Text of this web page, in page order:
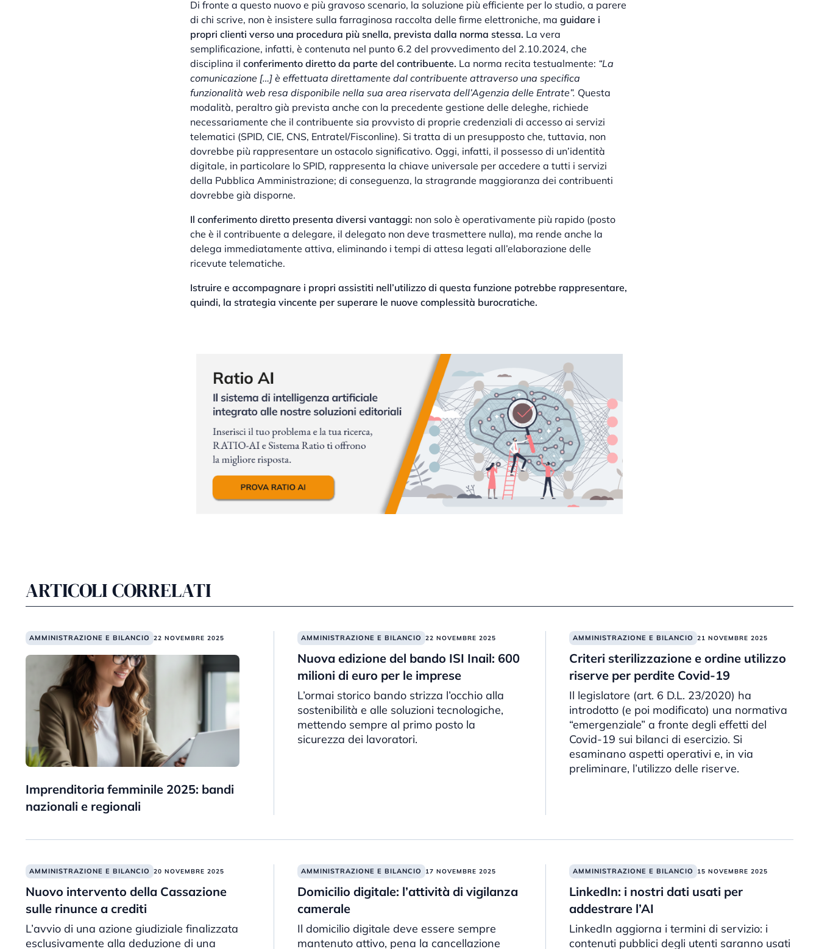
Di fronte a questo nuovo e più gravoso scenario, la soluzione più efficiente per lo studio, a parere
di chi scrive, non è insistere sulla farraginosa raccolta delle firme elettroniche, ma guidare i
propri clienti verso una procedura più snella, prevista dalla norma stessa. La vera
semplificazione, infatti, è contenuta nel punto 6.2 del provvedimento del 2.10.2024, che
disciplina il conferimento diretto da parte del contribuente. La norma recita testualmente: “La
comunicazione […] è effettuata direttamente dal contribuente attraverso una specifica
funzionalità web resa disponibile nella sua area riservata dell’Agenzia delle Entrate”. Questa
modalità, peraltro già prevista anche con la precedente gestione delle deleghe, richiede
necessariamente che il contribuente sia provvisto di proprie credenziali di accesso ai servizi
telematici (SPID, CIE, CNS, Entratel/Fisconline). Si tratta di un presupposto che, tuttavia, non
dovrebbe più rappresentare un ostacolo significativo. Oggi, infatti, il possesso di un’identità
digitale, in particolare lo SPID, rappresenta la chiave universale per accedere a tutti i servizi
della Pubblica Amministrazione; di conseguenza, la stragrande maggioranza dei contribuenti
dovrebbe già disporne.
Il conferimento diretto presenta diversi vantaggi: non solo è operativamente più rapido (posto
che è il contribuente a delegare, il delegato non deve trasmettere nulla), ma rende anche la
delega immediatamente attiva, eliminando i tempi di attesa legati all’elaborazione delle
ricevute telematiche.
Istruire e accompagnare i propri assistiti nell’utilizzo di questa funzione potrebbe rappresentare,
quindi, la strategia vincente per superare le nuove complessità burocratiche.
ARTICOLI CORRELATI
AMMINISTRAZIONE E BILANCIO 22 NOVEMBRE 2025
Imprenditoria femminile 2025: bandi
nazionali e regionali
AMMINISTRAZIONE E BILANCIO 22 NOVEMBRE 2025
Nuova edizione del bando ISI Inail: 600
milioni di euro per le imprese
L’ormai storico bando strizza l’occhio alla
sostenibilità e alle soluzioni tecnologiche,
mettendo sempre al primo posto la
sicurezza dei lavoratori.
AMMINISTRAZIONE E BILANCIO 21 NOVEMBRE 2025
Criteri sterilizzazione e ordine utilizzo
riserve per perdite Covid-19
Il legislatore (art. 6 D.L. 23/2020) ha
introdotto (e poi modificato) una normativa
“emergenziale” a fronte degli effetti del
Covid-19 sui bilanci di esercizio. Si
esaminano aspetti operativi e, in via
preliminare, l’utilizzo delle riserve.
AMMINISTRAZIONE E BILANCIO 20 NOVEMBRE 2025
Nuovo intervento della Cassazione
sulle rinunce a crediti
L’avvio di una azione giudiziale finalizzata
esclusivamente alla deduzione di una
AMMINISTRAZIONE E BILANCIO 17 NOVEMBRE 2025
Domicilio digitale: l’attività di vigilanza
camerale
Il domicilio digitale deve essere sempre
mantenuto attivo, pena la cancellazione
AMMINISTRAZIONE E BILANCIO 15 NOVEMBRE 2025
LinkedIn: i nostri dati usati per
addestrare l’AI
LinkedIn aggiorna i termini di servizio: i
contenuti pubblici degli utenti saranno usati